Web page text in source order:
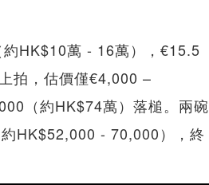
HK$10萬 - 16萬），€15.5
拍，估價僅€4,000 –
（約HK$74萬）落槌。兩碗
HK$52,000 - 70,000），終